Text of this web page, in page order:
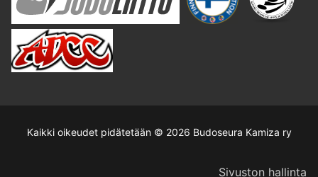
Kaikki oikeudet pidätetään © 2026 Budoseura Kamiza ry
Sivuston hallinta